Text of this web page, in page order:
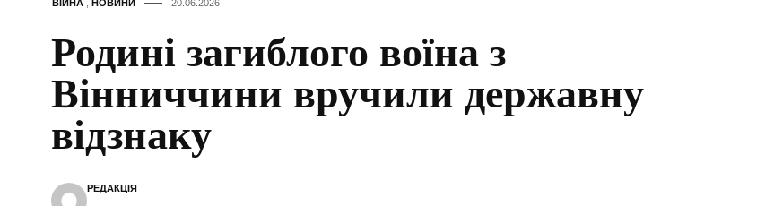
ВІЙНА НОВИНИ 20.06.2026
Родині загиблого воїна з
Вінниччини вручили державну
відзнаку
РЕДАКЦІЯ